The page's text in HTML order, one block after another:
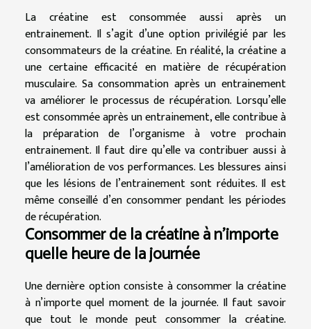
La créatine est consommée aussi après un
entrainement. Il s’agit d’une option privilégié par les
consommateurs de la créatine. En réalité, la créatine a
une certaine efficacité en matière de récupération
musculaire. Sa consommation après un entrainement
va améliorer le processus de récupération. Lorsqu’elle
est consommée après un entrainement, elle contribue à
la préparation de l’organisme à votre prochain
entrainement. Il faut dire qu’elle va contribuer aussi à
l’amélioration de vos performances. Les blessures ainsi
que les lésions de l’entrainement sont réduites. Il est
même conseillé d’en consommer pendant les périodes
de récupération.
Consommer de la créatine à n’importe
quelle heure de la journée
Une dernière option consiste à consommer la créatine
à n’importe quel moment de la journée. Il faut savoir
que tout le monde peut consommer la créatine.